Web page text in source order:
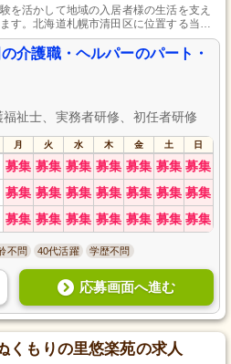
を活かして地域の入居者様の生活を支え
す。北海道札幌市清田区に位置する当施
ークを重視。パート・アルバイトとして
取得支援制度も整っています。あなたの
の笑顔を感じるやりがいある環境で共に
る職場です。
介護職・ヘルパーのパート・
祉士、実務者研修、初任者研修
月 火 水 木 金 土 日
募集 募集 募集 募集 募集 募集 募集
募集 募集 募集 募集 募集 募集 募集
募集 募集 募集 募集 募集 募集 募集
不問 40代活躍 学歴不問
応募画面へ進む
くもりの里悠楽苑の求人